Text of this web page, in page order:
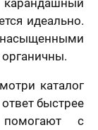
идеально.
каталог
быстрее
с